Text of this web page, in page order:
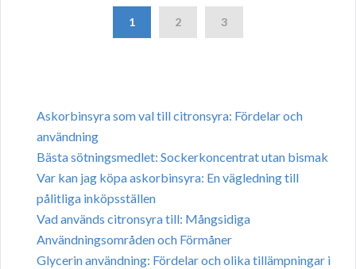
1 2 3
Askorbinsyra som val till citronsyra: Fördelar och
användning
Bästa sötningsmedlet: Sockerkoncentrat utan bismak
Var kan jag köpa askorbinsyra: En vägledning till
pålitliga inköpsställen
Vad används citronsyra till: Mångsidiga
Användningsområden och Förmåner
Glycerin användning: Fördelar och olika tillämpningar i